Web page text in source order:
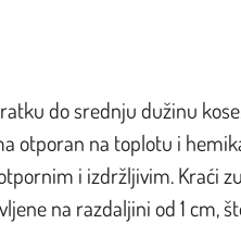
do srednju dužinu
otporan na toplotu i
i izdržljivim. Kraći
na razdaljini od 1 cm,